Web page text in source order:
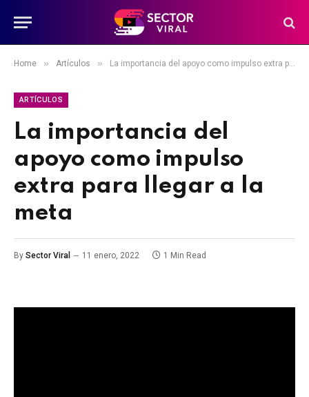
Home » Artículos » La importancia del apoyo como impulso extra para llegar a la meta
ARTÍCULOS
La importancia del
apoyo como impulso
extra para llegar a la
meta
By Sector Viral 11 enero, 2022 1 Min Read